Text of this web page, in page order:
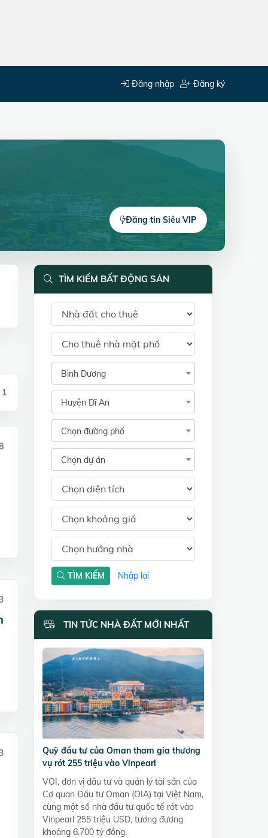
Đăng nhập Đăng ký
Đăng tin Siêu VIP
TÌM KIẾM BẤT ĐỘNG SẢN
Bình Dương
Huyện Dĩ An
Chọn đường phố
Chọn dự án
TÌM KIẾM Nhập lại
TIN TỨC NHÀ ĐẤT MỚI NHẤT
Quỹ đầu tư của Oman tham gia thương
vụ rót 255 triệu vào Vinpearl
VOI, đơn vị đầu tư và quản lý tài sản của
Cơ quan Đầu tư Oman (OIA) tại Việt Nam,
cùng một số nhà đầu tư quốc tế rót vào
Vinpearl 255 triệu USD, tương đương
khoảng 6.700 tỷ đồng.